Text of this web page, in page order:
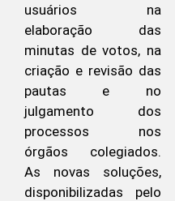
usuários na
elaboração das
minutas de votos, na
criação e revisão das
pautas e no
julgamento dos
processos nos
órgãos colegiados.
As novas soluções,
disponibilizadas pelo